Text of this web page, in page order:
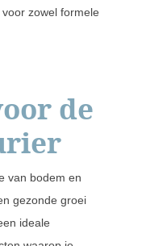
zowel formele
de
van bodem en
gezonde groei
ideale